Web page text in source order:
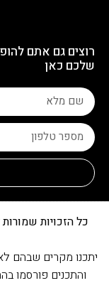
רוצים גם אתם
שלכם כאן
יתכנו מקרים שבהם